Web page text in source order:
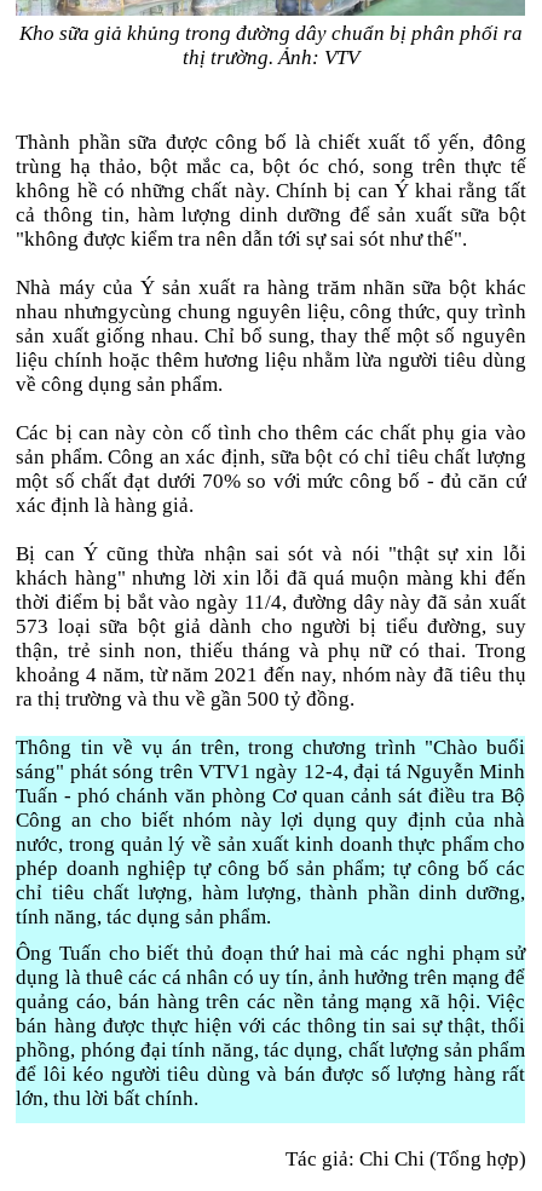
Kho sữa giả khủng trong đường dây chuẩn bị phân phối ra
thị trường. Ảnh: VTV
Thành phần sữa được công bố là chiết xuất tổ yến, đông
trùng hạ thảo, bột mắc ca, bột óc chó, song trên thực tế
không hề có những chất này. Chính bị can Ý khai rằng tất
cả thông tin, hàm lượng dinh dưỡng để sản xuất sữa bột
"không được kiểm tra nên dẫn tới sự sai sót như thế".
Nhà máy của Ý sản xuất ra hàng trăm nhãn sữa bột khác
nhau nhưngycùng chung nguyên liệu, công thức, quy trình
sản xuất giống nhau. Chỉ bổ sung, thay thế một số nguyên
liệu chính hoặc thêm hương liệu nhằm lừa người tiêu dùng
về công dụng sản phẩm.
Các bị can này còn cố tình cho thêm các chất phụ gia vào
sản phẩm. Công an xác định, sữa bột có chỉ tiêu chất lượng
một số chất đạt dưới 70% so với mức công bố - đủ căn cứ
xác định là hàng giả.
Bị can Ý cũng thừa nhận sai sót và nói "thật sự xin lỗi
khách hàng" nhưng lời xin lỗi đã quá muộn màng khi đến
thời điểm bị bắt vào ngày 11/4, đường dây này đã sản xuất
573 loại sữa bột giả dành cho người bị tiểu đường, suy
thận, trẻ sinh non, thiếu tháng và phụ nữ có thai. Trong
khoảng 4 năm, từ năm 2021 đến nay, nhóm này đã tiêu thụ
ra thị trường và thu về gần 500 tỷ đồng.
Thông tin về vụ án trên, trong chương trình "Chào buổi
sáng" phát sóng trên VTV1 ngày 12-4, đại tá Nguyễn Minh
Tuấn - phó chánh văn phòng Cơ quan cảnh sát điều tra Bộ
Công an cho biết nhóm này lợi dụng quy định của nhà
nước, trong quản lý về sản xuất kinh doanh thực phẩm cho
phép doanh nghiệp tự công bố sản phẩm; tự công bố các
chỉ tiêu chất lượng, hàm lượng, thành phần dinh dưỡng,
tính năng, tác dụng sản phẩm.
Ông Tuấn cho biết thủ đoạn thứ hai mà các nghi phạm sử
dụng là thuê các cá nhân có uy tín, ảnh hưởng trên mạng để
quảng cáo, bán hàng trên các nền tảng mạng xã hội. Việc
bán hàng được thực hiện với các thông tin sai sự thật, thổi
phồng, phóng đại tính năng, tác dụng, chất lượng sản phẩm
để lôi kéo người tiêu dùng và bán được số lượng hàng rất
lớn, thu lời bất chính.
Tác giả: Chi Chi (Tổng hợp)